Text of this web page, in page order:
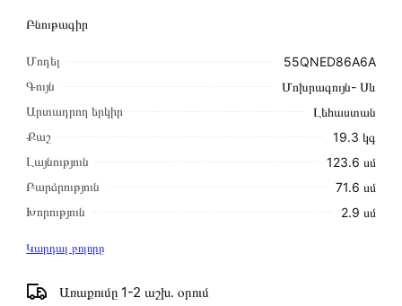
Բնութագիր
Մոդել
55QNED86A6A
Գույն
Մոխրագույն- Սև
Արտադրող երկիր
Լեհաստան
Քաշ
19.3 կգ
Լայնություն
123.6 սմ
Բարձրություն
71.6 սմ
Խորություն
2.9 սմ
Կարդալ բոլորը
Առաքումը 1-2 աշխ․ օրում